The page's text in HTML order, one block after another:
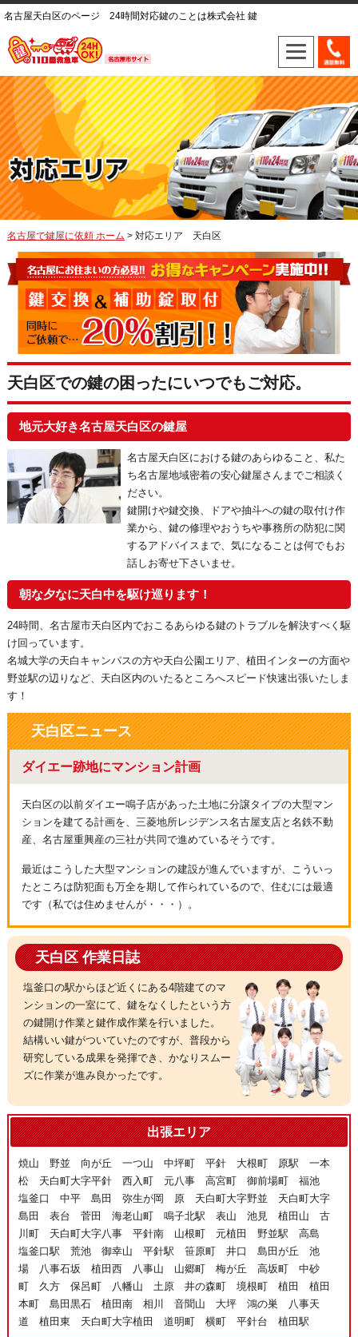
名古屋天白区のページ 24時間対応鍵のことは株式会社 鍵
名古屋で鍵屋に依頼 ホーム > 対応エリア 天白区
天白区での鍵の困ったにいつでもご対応。
地元大好き名古屋天白区の鍵屋
名古屋天白区における鍵のあらゆること、私た
ち名古屋地域密着の安心鍵屋さんまでご相談く
ださい。
鍵開けや鍵交換、ドアや抽斗への鍵の取付け作
業から、鍵の修理やおうちや事務所の防犯に関
するアドバイスまで、気になることは何でもお
話しお寄せ下さいませ。
朝な夕なに天白中を駆け巡ります！
24時間、名古屋市天白区内でおこるあらゆる鍵のトラブルを解決すべく駆
け回っています。
名城大学の天白キャンパスの方や天白公園エリア、植田インターの方面や
野並駅の辺りなど、天白区内のいたるところへスピード快速出張いたしま
す！
天白区ニュース
ダイエー跡地にマンション計画
天白区の以前ダイエー鳴子店があった土地に分譲タイプの大型マン
ションを建てる計画を、三菱地所レジデンス名古屋支店と名鉄不動
産、名古屋重興産の三社が共同で進めているそうです。
最近はこうした大型マンションの建設が進んでいますが、こういっ
たところは防犯面も万全を期して作られているので、住むには最適
です（私では住めませんが・・・）。
天白区 作業日誌
塩釜口の駅からほど近くにある4階建てのマ
ンションの一室にて、鍵をなくしたという方
の鍵開け作業と鍵作成作業を行いました。
結構いい鍵がついていたのですが、普段から
研究している成果を発揮でき、かなりスムー
ズに作業が進み良かったです。
出張エリア
焼山 野並 向が丘 一つ山 中坪町 平針 大根町 原駅 一本
松 天白町大字平針 西入町 元八事 高宮町 御前場町 福池
塩釜口 中平 島田 弥生が岡 原 天白町大字野並 天白町大字
島田 表台 菅田 海老山町 鳴子北駅 表山 池見 植田山 古
川町 天白町大字八事 平針南 山根町 元植田 野並駅 高島
塩釜口駅 荒池 御幸山 平針駅 笹原町 井口 島田が丘 池
場 八事石坂 植田西 八事山 山郷町 梅が丘 高坂町 中砂
町 久方 保呂町 八幡山 土原 井の森町 境根町 植田 植田
本町 島田黒石 植田南 相川 音聞山 大坪 鴻の巣 八事天
道 植田東 天白町大字植田 道明町 横町 平針台 植田駅